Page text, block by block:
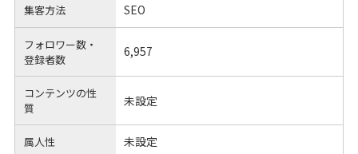
集客方法 SEO
フォロワー数・
登録者数
6,957
コンテンツの性
質
未設定
属人性 未設定